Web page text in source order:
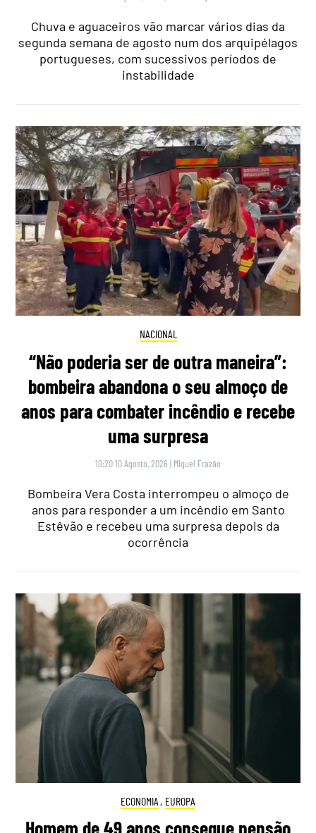
Chuva e aguaceiros vão marcar vários dias da
segunda semana de agosto num dos arquipélagos
portugueses, com sucessivos períodos de
instabilidade
NACIONAL
“Não poderia ser de outra maneira”:
bombeira abandona o seu almoço de
anos para combater incêndio e recebe
uma surpresa
10:20 10 Agosto, 2026 | Miguel Frazão
Bombeira Vera Costa interrompeu o almoço de
anos para responder a um incêndio em Santo
Estêvão e recebeu uma surpresa depois da
ocorrência
ECONOMIA , EUROPA
Homem de 49 anos consegue pensão